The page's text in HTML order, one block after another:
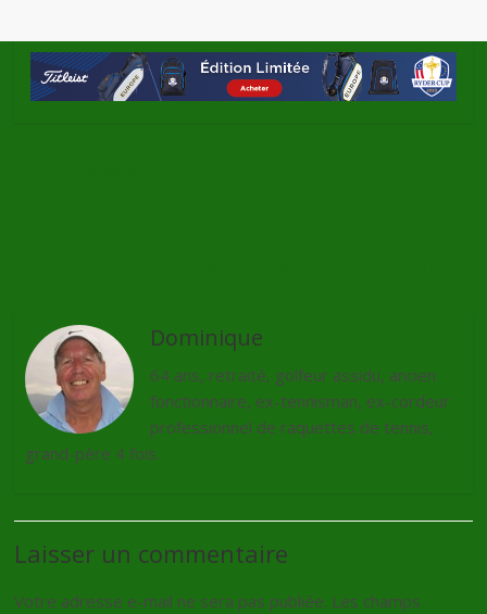
Dominique
64 ans, retraité, golfeur assidu, ancien
fonctionnaire, ex-tennisman, ex-cordeur
professionnel de raquettes de tennis,
grand-père 4 fois.
Laisser un commentaire
Votre adresse e-mail ne sera pas publiée. Les champs